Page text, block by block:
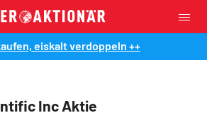
eiskalt verdoppeln ++
Inc Aktie